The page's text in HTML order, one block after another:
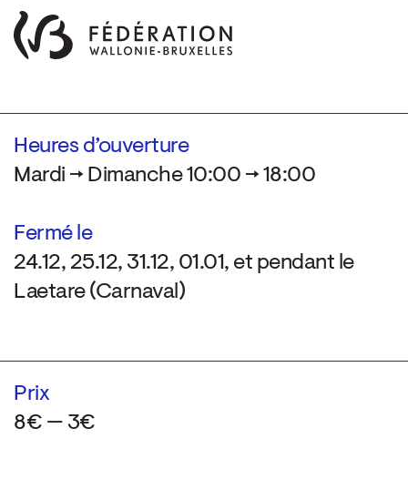
Heures d’ouverture
Mardi → Dimanche 10:00 → 18:00
Fermé le
24.12, 25.12, 31.12, 01.01, et pendant le
Laetare (Carnaval)
Prix
8€ — 3€